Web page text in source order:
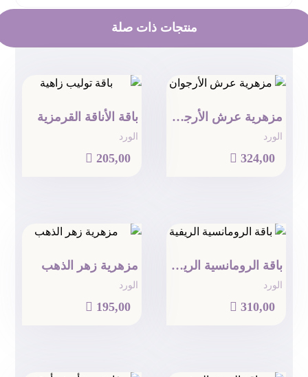
منتجات ذات صلة
مزهرية عرش الأرجوان
الورد
 324,00
باقة الأناقة القرمزية
الورد
 205,00
باقة الرومانسية الريفية
الورد
 310,00
مزهرية زهر الذهب
الورد
 195,00